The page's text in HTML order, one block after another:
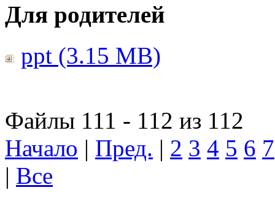
Для родителей
ppt (3.15 MB)
Файлы 111 - 112 из 112
Начало | Пред. | 2 3 4 5 6 7
| Все